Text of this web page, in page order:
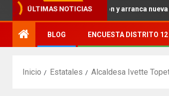
ÚLTIMAS NOTICIAS
pavimentación y arranca nueva vialidad
BLOG ENCUESTA DISTRITO 12
Inicio Estatales Alcaldesa Ivette